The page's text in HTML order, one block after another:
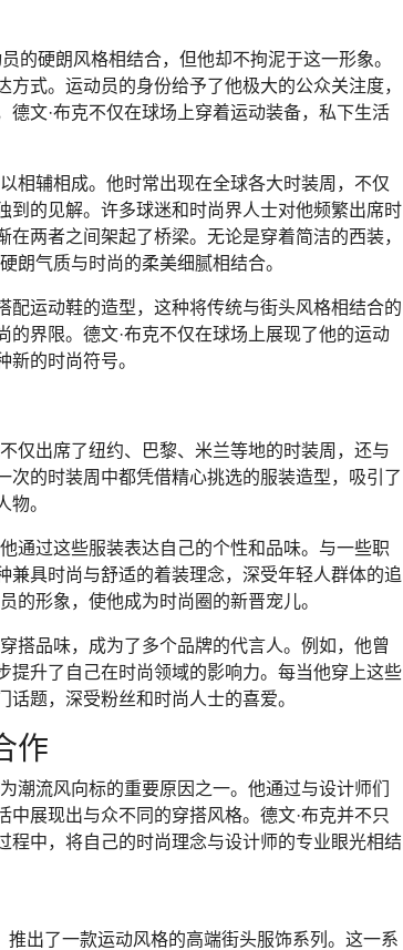
的硬朗风格相结合，但他却不拘泥于这一形象。
式。运动员的身份给予了他极大的公众关注度，
文·布克不仅在球场上穿着运动装备，私下生活
相辅相成。他时常出现在全球各大时装周，不仅
到的见解。许多球迷和时尚界人士对他频繁出席时
两者之间架起了桥梁。无论是穿着简洁的西装，
朗气质与时尚的柔美细腻相结合。
运动鞋的造型，这种将传统与街头风格相结合的
界限。德文·布克不仅在球场上展现了他的运动
的时尚符号。
仅出席了纽约、巴黎、米兰等地的时装周，还与
的时装周中都凭借精心挑选的服装造型，吸引了
。
通过这些服装表达自己的个性和品味。与一些职
具时尚与舒适的着装理念，深受年轻人群体的追
的形象，使他成为时尚圈的新晋宠儿。
搭品味，成为了多个品牌的代言人。例如，他曾
提升了自己在时尚领域的影响力。每当他穿上这些
题，深受粉丝和时尚人士的喜爱。
作
潮流风向标的重要原因之一。他通过与设计师们
展现出与众不同的穿搭风格。德文·布克并不只
中，将自己的时尚理念与设计师的专业眼光相结
出了一款运动风格的高端街头服饰系列。这一系